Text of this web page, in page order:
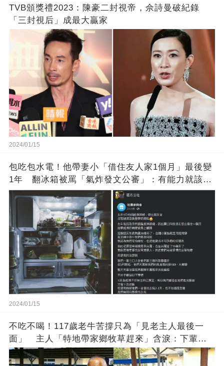
TVB頒獎禮2023：陳豪二封視帝，佘詩曼破紀錄
「三封視后」成最大贏家
2024/01/15
包吃包水電！他帶妻小「借住友人家1個月」最後變
1年 翻冰箱被罵「氣炸發文公審」：有能力就該大
方
2024/01/15
不吃不喝！117歲老牛苦撐只為「見老主人最後一
面」 主人「特地帶家鄉牧草趕來」含淚：下輩子
找個好人家